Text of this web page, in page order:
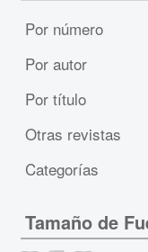
Por número
Por autor
Por título
Otras revistas
Categorías
Tamaño de